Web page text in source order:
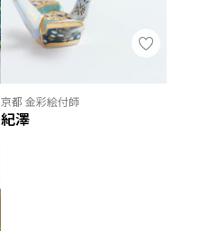
京都 金彩絵付師
紀澤